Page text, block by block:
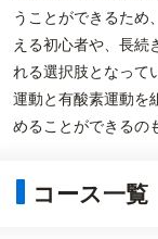
うことができるため
える初心者や、長続
れる選択肢となって
運動と有酸素運動を
めることができるの
コース一覧